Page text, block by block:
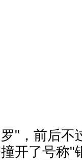
罗"，前后不
撞开了号称"